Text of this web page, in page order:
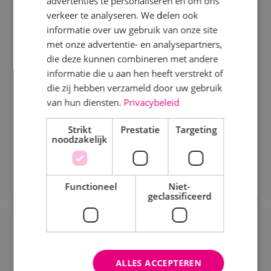
Specialisme
Beveiligingstechniek
Elektrotechniek
Energietechniek
Staf
Uren
Fulltime
Parttime
MBO
Servicemonteur beveiligingstechniek
Beveiligingstechniek Fulltime MBO
Als servicemonteur of -technicus bij BINK ben je
verantwoordelijk voor het onderhouden, analyseren
beveiligingsinstallaties.Bekijk vacature
Direct solliciteren
Servicemonteur werktuigbouwkunde
Werktuigbouwkunde
verkeer te analyseren. We delen ook
informatie over uw gebruik van onze site
met onze advertentie- en analysepartners,
die deze kunnen combineren met andere
informatie die u aan hen heeft verstrekt of
die zij hebben verzameld door uw gebruik
van hun diensten. Privacybeleid
Strikt
noodzakelijk
Prestatie Targeting
Functioneel
Niet-
geclassificeerd
ALLES ACCEPTEREN